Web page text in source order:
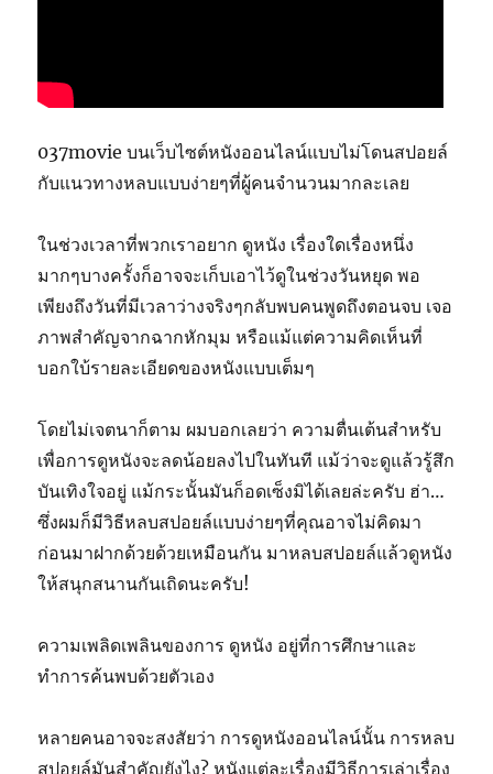
037movie บนเว็บไซต์หนังออนไลน์แบบไม่โดนสปอยล์
กับแนวทางหลบแบบง่ายๆที่ผู้คนจำนวนมากละเลย
ในช่วงเวลาที่พวกเราอยาก ดูหนัง เรื่องใดเรื่องหนึ่ง
มากๆบางครั้งก็อาจจะเก็บเอาไว้ดูในช่วงวันหยุด พอ
เพียงถึงวันที่มีเวลาว่างจริงๆกลับพบคนพูดถึงตอนจบ เจอ
ภาพสำคัญจากฉากหักมุม หรือแม้แต่ความคิดเห็นที่
บอกใบ้รายละเอียดของหนังแบบเต็มๆ
โดยไม่เจตนาก็ตาม ผมบอกเลยว่า ความตื่นเต้นสำหรับ
เพื่อการดูหนังจะลดน้อยลงไปในทันที แม้ว่าจะดูแล้วรู้สึก
บันเทิงใจอยู่ แม้กระนั้นมันก็อดเซ็งมิได้เลยล่ะครับ ฮ่า…
ซึ่งผมก็มีวิธีหลบสปอยล์แบบง่ายๆที่คุณอาจไม่คิดมา
ก่อนมาฝากด้วยด้วยเหมือนกัน มาหลบสปอยล์แล้วดูหนัง
ให้สนุกสนานกันเถิดนะครับ!
ความเพลิดเพลินของการ ดูหนัง อยู่ที่การศึกษาและ
ทำการค้นพบด้วยตัวเอง
หลายคนอาจจะสงสัยว่า การดูหนังออนไลน์นั้น การหลบ
สปอยล์มันสำคัญยังไง? หนังแต่ละเรื่องมีวิธีการเล่าเรื่อง